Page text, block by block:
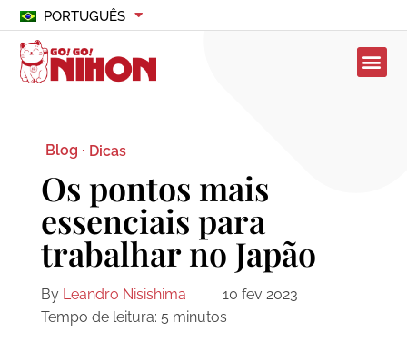
PORTUGUÊS
Blog · Dicas
Os pontos mais
essenciais para
trabalhar no Japão
By Leandro Nisishima
10 fev 2023
Tempo de leitura: 5 minutos